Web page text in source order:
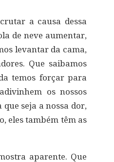
a causa dessa
de neve aumentar,
levantar da cama,
Que saibamos
temos forçar para
os nossos
seja a nossa dor,
eles também têm as
aparente. Que